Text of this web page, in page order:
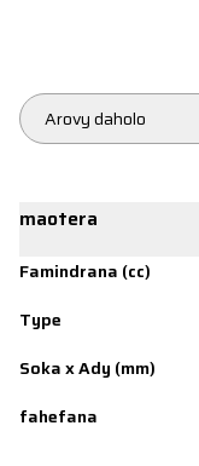
Arovy daholo
maotera
Famindrana (cc)
Type
Soka x Ady (mm)
fahefana